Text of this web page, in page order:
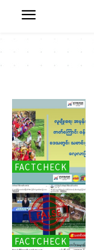
FACTCHECK
FACTCHECK